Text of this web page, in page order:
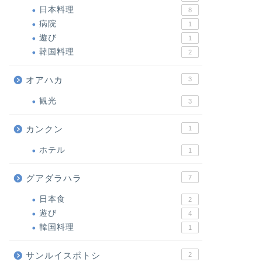
日本料理 8
病院 1
遊び 1
韓国料理 2
オアハカ 3
観光 3
カンクン 1
ホテル 1
グアダラハラ 7
日本食 2
遊び 4
韓国料理 1
サンルイスポトシ 2